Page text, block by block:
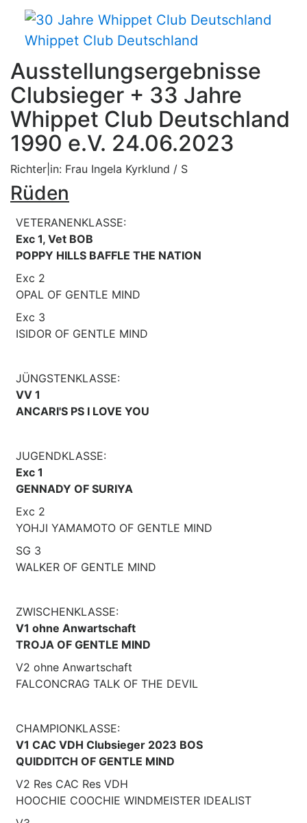
Whippet Club Deutschland
Ausstellungsergebnisse
Clubsieger + 33 Jahre
Whippet Club Deutschland
1990 e.V. 24.06.2023
Richter|in: Frau Ingela Kyrklund / S
Rüden
VETERANENKLASSE:
Exc 1, Vet BOB
POPPY HILLS BAFFLE THE NATION
Exc 2
OPAL OF GENTLE MIND
Exc 3
ISIDOR OF GENTLE MIND
JÜNGSTENKLASSE:
VV 1
ANCARI'S PS I LOVE YOU
JUGENDKLASSE:
Exc 1
GENNADY OF SURIYA
Exc 2
YOHJI YAMAMOTO OF GENTLE MIND
SG 3
WALKER OF GENTLE MIND
ZWISCHENKLASSE:
V1 ohne Anwartschaft
TROJA OF GENTLE MIND
V2 ohne Anwartschaft
FALCONCRAG TALK OF THE DEVIL
CHAMPIONKLASSE:
V1 CAC VDH Clubsieger 2023 BOS
QUIDDITCH OF GENTLE MIND
V2 Res CAC Res VDH
HOOCHIE COOCHIE WINDMEISTER IDEALIST